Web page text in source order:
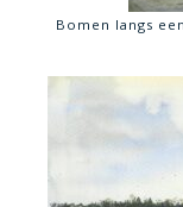
Bomen langs